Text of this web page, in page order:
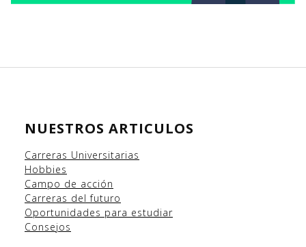
NUESTROS ARTICULOS
Carreras Universitarias
Hobbies
Campo de acción
Carreras del futuro
Oportunidades para estudiar
Consejos